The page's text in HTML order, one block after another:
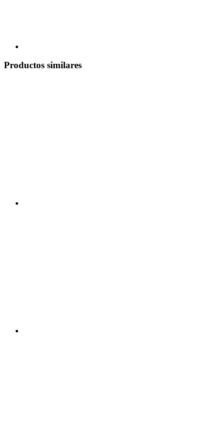
Productos similares